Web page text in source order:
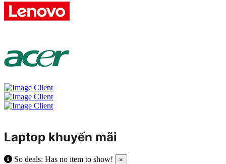
Laptop khuyến mãi
So deals: Has no item to show! ×